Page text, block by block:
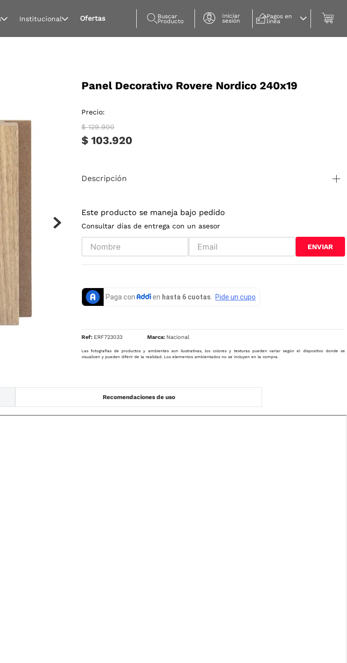
Institucional Ofertas Buscar
Producto
Iniciar
sesión
Pagos en
línea
Panel Decorativo Rovere Nordico 240x19
Precio:
$ 129.900
$ 103.920
Descripción
Este producto se maneja bajo pedido
Consultar días de entrega con un asesor
ENVIAR
Ref: ERF723033 Nacional
Las fotografías de productos y ambientes son ilustrativas, los colores y texturas pueden variar según el dispositivo donde se
visualicen y pueden diferir de la realidad. Los elementos ambientados no se incluyen en la compra.
Recomendaciones de uso